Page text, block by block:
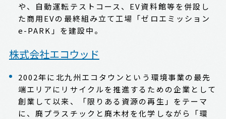
や、自動運転テストコース、EV資料館等を併設し
た商用EVの最終組み立て工場「ゼロエミッション
e-PARK」を建設中。
株式会社エコウッド
2002年に北九州エコタウンという環境事業の最先
端エリアにリサイクルを推進するための企業として
創業して以来、「限りある資源の再生」をテーマ
に、廃プラスチックと廃木材を化学しながら「環